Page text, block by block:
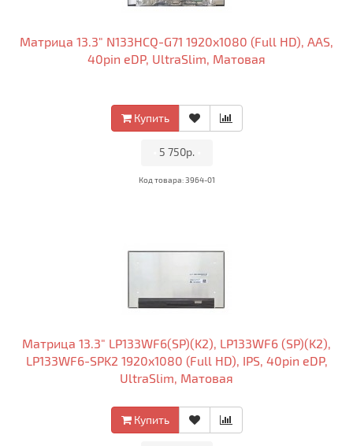
Матрица 13.3" N133HCQ-G71 1920x1080 (Full HD), AAS,
40pin eDP, UltraSlim, Матовая
Купить
5 750р.
Код товара: 3964-01
Матрица 13.3" LP133WF6(SP)(K2), LP133WF6 (SP)(K2),
LP133WF6-SPK2 1920x1080 (Full HD), IPS, 40pin eDP,
UltraSlim, Матовая
Купить